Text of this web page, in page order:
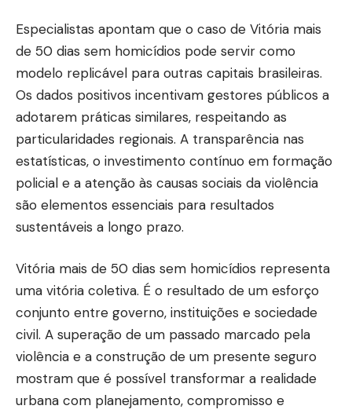
Especialistas apontam que o caso de Vitória mais
de 50 dias sem homicídios pode servir como
modelo replicável para outras capitais brasileiras.
Os dados positivos incentivam gestores públicos a
adotarem práticas similares, respeitando as
particularidades regionais. A transparência nas
estatísticas, o investimento contínuo em formação
policial e a atenção às causas sociais da violência
são elementos essenciais para resultados
sustentáveis a longo prazo.
Vitória mais de 50 dias sem homicídios representa
uma vitória coletiva. É o resultado de um esforço
conjunto entre governo, instituições e sociedade
civil. A superação de um passado marcado pela
violência e a construção de um presente seguro
mostram que é possível transformar a realidade
urbana com planejamento, compromisso e